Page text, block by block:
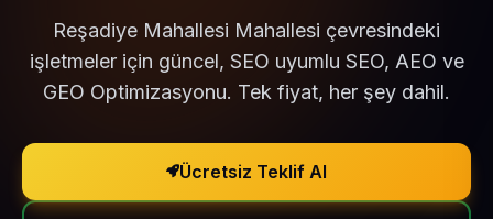
Reşadiye Mahallesi Mahallesi çevresindeki
işletmeler için güncel, SEO uyumlu SEO, AEO ve
GEO Optimizasyonu. Tek fiyat, her şey dahil.
Ücretsiz Teklif Al